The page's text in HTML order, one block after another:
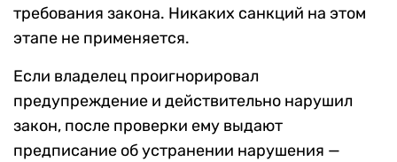
требования закона. Никаких санкций на этом
этапе не применяется.
Если владелец проигнорировал
предупреждение и действительно нарушил
закон, после проверки ему выдают
предписание об устранении нарушения —